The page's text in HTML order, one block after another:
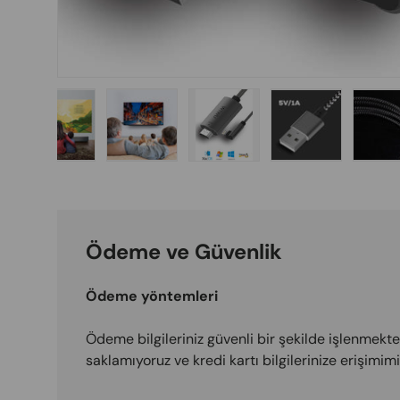
Ödeme ve Güvenlik
Ödeme yöntemleri
Ödeme bilgileriniz güvenli bir şekilde
saklamıyoruz ve kredi kartı bilgilerinize